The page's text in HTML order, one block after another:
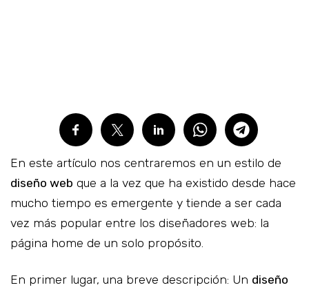
En este artículo nos centraremos en un estilo de
diseño web que a la vez que ha existido desde hace
mucho tiempo es emergente y tiende a ser cada
vez más popular entre los diseñadores web: la
página home de un solo propósito.
En primer lugar, una breve descripción: Un diseño